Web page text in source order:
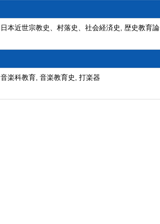
日本近世宗教史、村落史、社会経済史, 歴史教育論
音楽科教育, 音楽教育史, 打楽器